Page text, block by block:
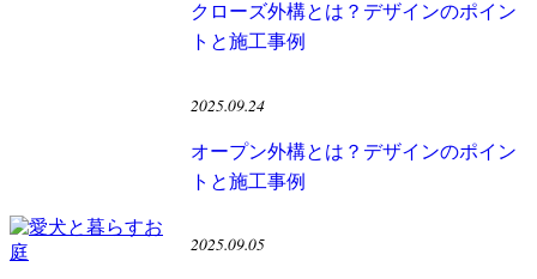
クローズ外構とは？デザインのポイン
トと施工事例
2025.09.24
オープン外構とは？デザインのポイン
トと施工事例
2025.09.05